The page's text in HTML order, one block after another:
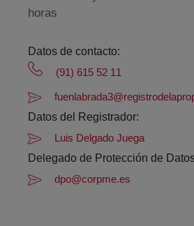
horas
Datos de contacto:
(91) 615 52 11
Datos del Registrador:
Luis Delgado Juega
Delegado de Protección de
dpo@corpme.es